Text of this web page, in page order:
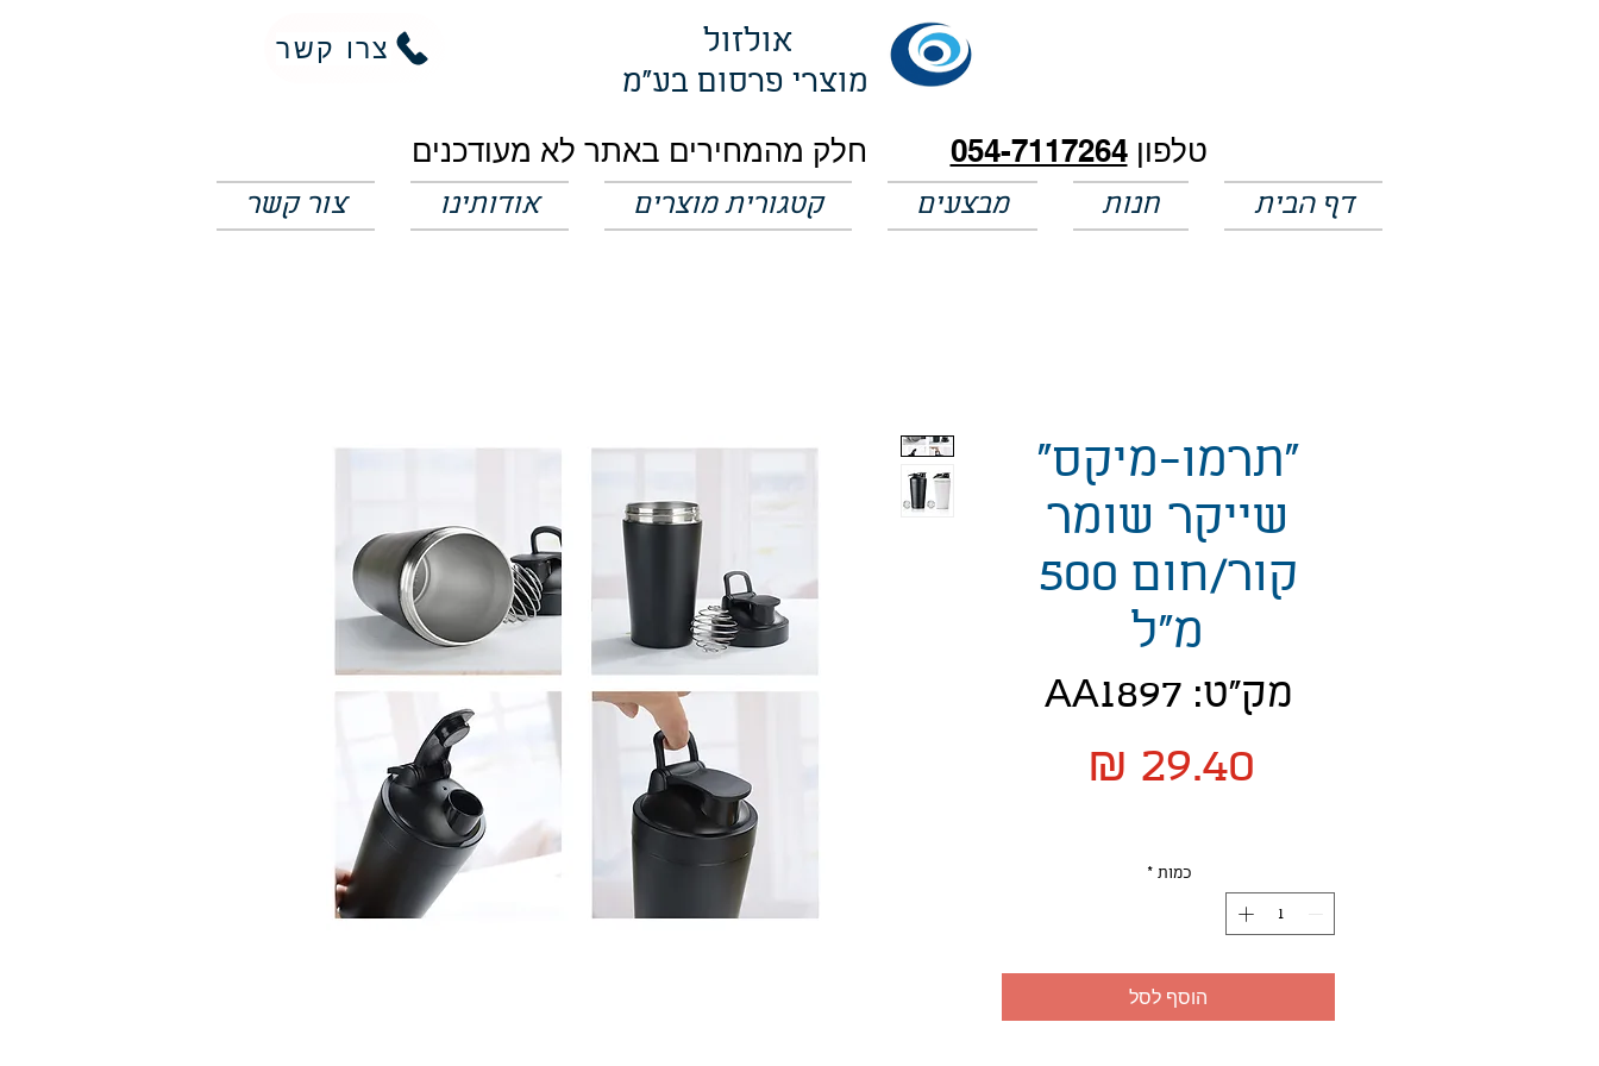
צרו קשר
אולזול
מוצרי פרסום בע"מ
טלפון054-7117264
דף הבית חנות מבצעים קטגורית מוצרים אודותינו צור קשר
"תרמו-מיקס"
שייקר שומר
קור/חום 500
מ"ל
מק"ט: AA1897
כמות *
הוסף לסל